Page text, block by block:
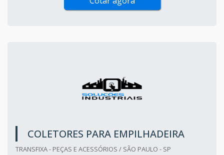
COLETORES PARA EMPILHADEIRA
TRANSFIXA - PEÇAS E ACESSÓRIOS / SÃO PAULO - SP